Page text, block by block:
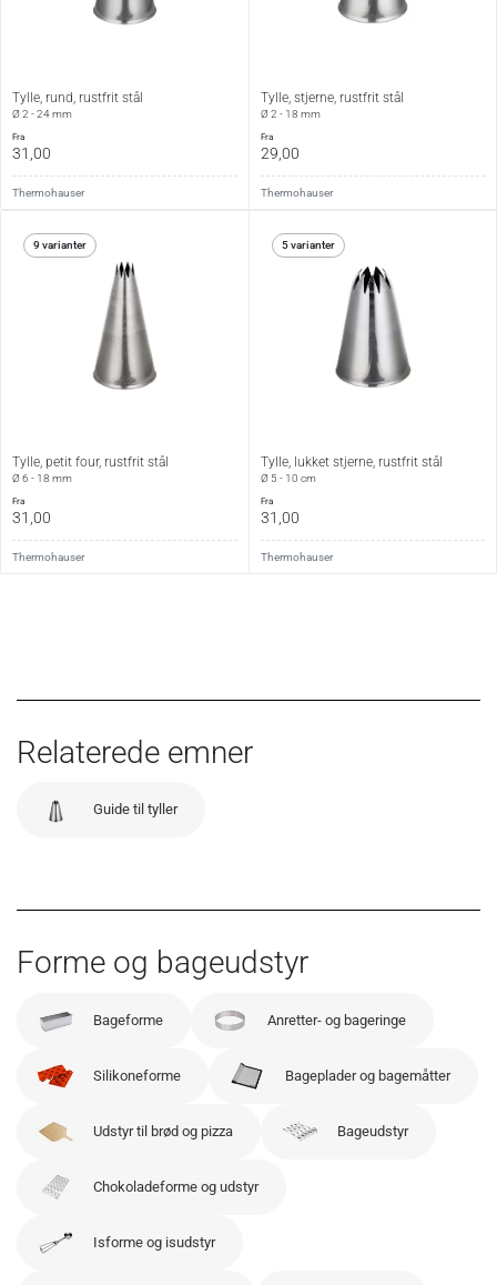
Tylle, rund, rustfrit stål
Ø 2 - 24 mm
fra
31,00
Thermohauser
Tylle, stjerne, rustfrit stål
Ø 2 - 18 mm
fra
29,00
Thermohauser
9 varianter
Tylle, petit four, rustfrit stål
Ø 6 - 18 mm
fra
31,00
Thermohauser
5 varianter
Tylle, lukket stjerne, rustfrit stål
Ø 5 - 10 cm
fra
31,00
Thermohauser
Relaterede emner
Guide til tyller
Forme og bageudstyr
Bageforme Anretter- og bageringe
Silikoneforme Bageplader og bagemåtter
Udstyr til brød og pizza Bageudstyr
Chokoladeforme og udstyr
Isforme og isudstyr